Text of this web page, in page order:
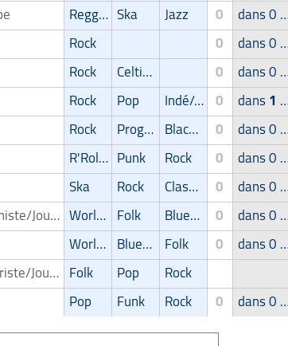
Reggae/Ragga/Dub Ska Jazz 0 dans
Rock 0 dans
Rock Celtique 0 dans
Rock Pop Indé/Alternatif 0 dans1
Rock Progressive Blackmetal/Deathmetal 0 dans
R'Roll/Rockabilly Punk Rock 0 dans
Ska Rock Classic 0 dans
Violoniste/Joueur de violon World Music Folk Blues/Swing 0 dans
World Music Blues/Swing Folk 0 dans
Guitariste/Joueur de guitare Folk Pop Rock
Pop Funk Rock 0 dans